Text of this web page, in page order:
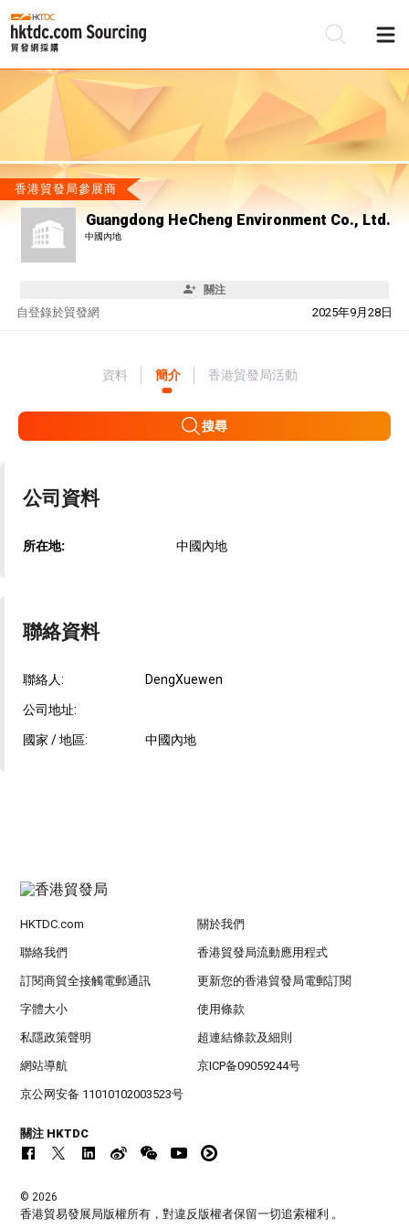
香港貿發局參展商
Guangdong HeCheng Environment Co., Ltd.
中國內地
關注
自 2025年9月28日
登錄於貿發網
資料 簡介 香港貿發局活動
搜尋
公司資料
所在地: 中國內地
聯絡資料
聯絡人: DengXuewen
公司地址:
國家 / 地區: 中國內地
HKTDC.com 關於我們
聯絡我們 香港貿發局流動應用程式
訂閱商貿全接觸電郵通訊 更新您的香港貿發局電郵訂閱
字體大小 使用條款
私隱政策聲明 超連結條款及細則
網站導航 京ICP备09059244号
京公网安备 11010102003523号
關注 HKTDC
© 2026
香港貿易發展局版權所有，對違反版權者保留一切追索權利 。